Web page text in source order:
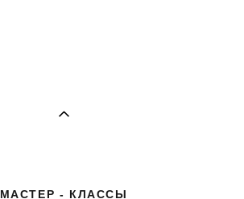
МАСТЕР - КЛАССЫ